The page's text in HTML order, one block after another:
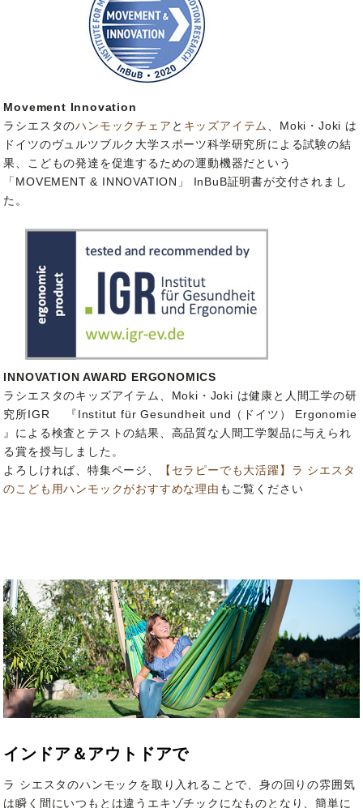
Movement Innovation
ラシエスタのハンモックチェア と キッズアイテム
、Moki・Joki は
ドイツのヴュルツブルク大学スポーツ科学研究所による試験の結
果、こどもの発達を促進するための運動機器だという
「MOVEMENT & INNOVATION」 InBuB証明書が交付されまし
た。
INNOVATION AWARD ERGONOMICS
ラシエスタのキッズアイテム、Moki・Joki は健康と人間工学の研
究所IGR 『Institut für Gesundheit und（ドイツ） Ergonomie
』による検査とテストの結果、高品質な人間工学製品に与えられ
る賞を授与しました。
よろしければ、特集ページ、
【セラピーでも大活躍】ラ シエスタ
のこども用ハンモックがおすすめな理由 もご覧ください
インドア＆アウトドアで
ラ シエスタのハンモックを取り入れることで、身の回りの雰囲気
は瞬く間にいつもとは違うエキゾチックになものとなり、簡単に